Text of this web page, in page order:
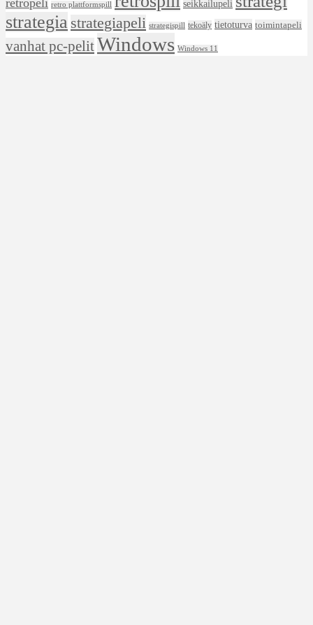
retropeli retro plattformspill seikkailupeli
strategia strategiapeli strategispill tekoäly tietoturva toimintapeli
vanhat pc-pelitWindows Windows 11